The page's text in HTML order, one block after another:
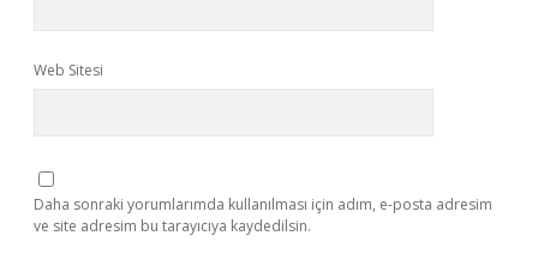
Web Sitesi
Daha sonraki yorumlarımda kullanılması için adım, e-posta adresim
ve site adresim bu tarayıcıya kaydedilsin.